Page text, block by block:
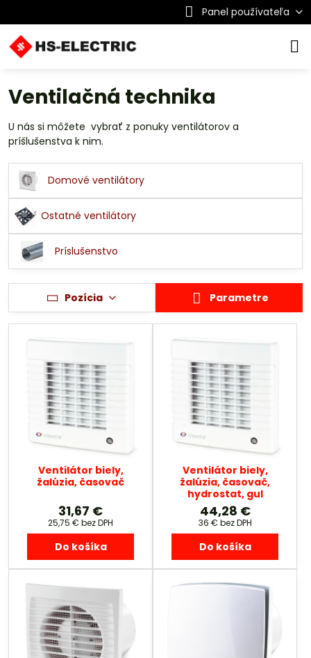
Panel používateľa
Ventilačná technika
U nás si môžete vybrať z ponuky ventilátorov a
príšlušenstva k nim.
Domové ventilátory
Ostatné ventilátory
Príslušenstvo
Pozícia Parametre
Ventilátor biely,
žalúzia, časovač
31,67 €
25,75 € bez DPH
Do košíka
Ventilátor biely,
žalúzia, časovač,
hydrostat, gul
44,28 €
36 € bez DPH
Do košíka